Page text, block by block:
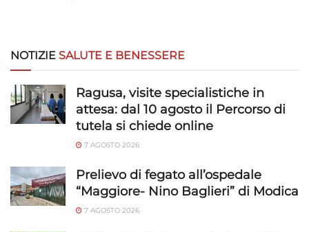
NOTIZIE SALUTE E BENESSERE
Ragusa, visite specialistiche in
attesa: dal 10 agosto il Percorso di
tutela si chiede online
7 AGOSTO 2026
Prelievo di fegato all’ospedale
“Maggiore- Nino Baglieri” di Modica
7 AGOSTO 2026